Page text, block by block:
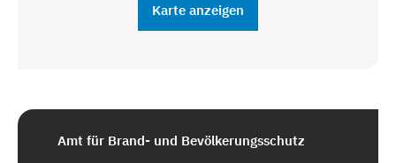
Karte anzeigen
Amt für Brand- und Bevölkerungsschutz